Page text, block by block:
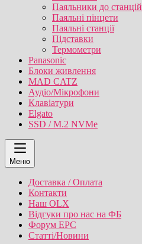
Паяльники до станцій
Паяльні пінцети
Паяльні станції
Підставки
Термометри
Panasonic
Блоки живлення
MAD CATZ
Аудіо/Мікрофони
Клавіатури
Elgato
SSD / M.2 NVMe
Меню
Доставка / Оплата
Контакти
Наш OLX
Відгуки про нас на ФБ
Форум EPC
Статті/Новини